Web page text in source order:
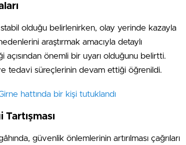
stabil olduğu belirlenirken, olay yerinde kazayla
araştırmak amacıyla detaylı
önemli bir uyarı olduğunu belirtti.
tedavi süreçlerinin devam ettiği öğrenildi.
hattında bir kişi tutuklandı
güvenlik önlemlerinin artırılması çağrıları